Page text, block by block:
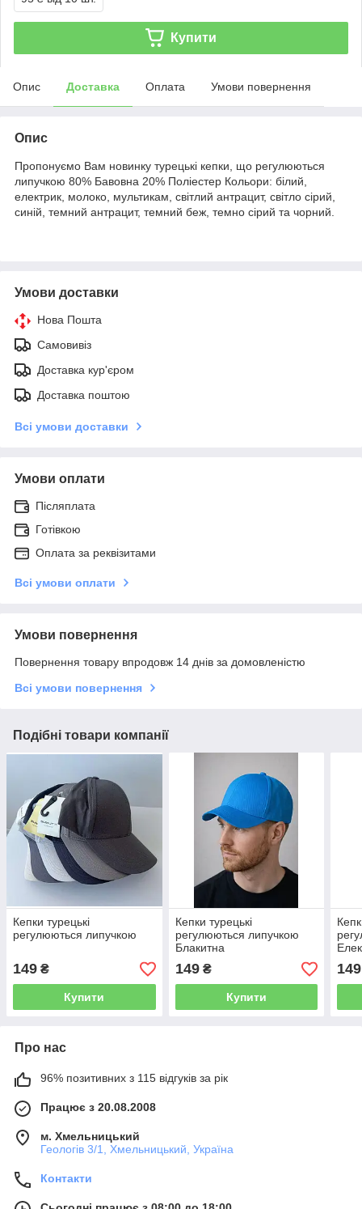
Купити
Опис Доставка Оплата Умови повернення
Опис
Пропонуємо Вам новинку турецькі кепки, що регулюються
липучкою 80% Бавовна 20% Поліестер Кольори: білий,
електрик, молоко, мультикам, світлий антрацит, світло сірий,
синій, темний антрацит, темний беж, темно сірий та чорний.
Умови доставки
Нова Пошта
Самовивіз
Доставка кур'єром
Доставка поштою
Всі умови доставки
Умови оплати
Післяплата
Готівкою
Оплата за реквізитами
Всі умови оплати
Умови повернення
Повернення товару впродовж 14 днів за домовленістю
Всі умови повернення
Подібні товари компанії
Кепки турецькі
регулюються липучкою
149 ₴
Купити
Кепки турецькі
регулюються липучкою
Блакитна
149₴
Купити
149
Про нас
96% позитивних з 115 відгуків за рік
Працює з 20.08.2008
м. Хмельницький
Геологів 3/1, Хмельницький, Україна
Контакти